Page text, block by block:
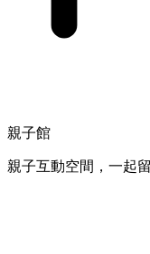
親子館
親子互動空間，一起